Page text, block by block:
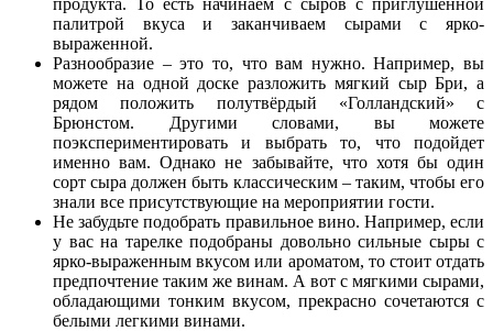
продукта. То есть начинаем с сыров с приглушенной
палитрой вкуса и заканчиваем сырами с ярко-
выраженной.
Разнообразие – это то, что вам нужно. Например, вы
можете на одной доске разложить мягкий сыр Бри, а
рядом положить полутвёрдый «Голландский» с
Брюнстом. Другими словами, вы можете
поэкспериментировать и выбрать то, что подойдет
именно вам. Однако не забывайте, что хотя бы один
сорт сыра должен быть классическим – таким, чтобы его
знали все присутствующие на мероприятии гости.
Не забудьте подобрать правильное вино. Например, если
у вас на тарелке подобраны довольно сильные сыры с
ярко-выраженным вкусом или ароматом, то стоит отдать
предпочтение таким же винам. А вот с мягкими сырами,
обладающими тонким вкусом, прекрасно сочетаются с
белыми легкими винами.